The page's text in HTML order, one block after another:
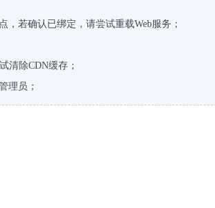
，若确认已绑定，请尝试重载Web服务；
清除CDN缓存；
理员；